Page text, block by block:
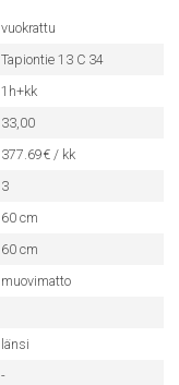
vuokrattu
Tapiontie 13 C 34
1h+kk
33,00
377.69€ / kk
3
60 cm
60 cm
muovimatto
länsi
-